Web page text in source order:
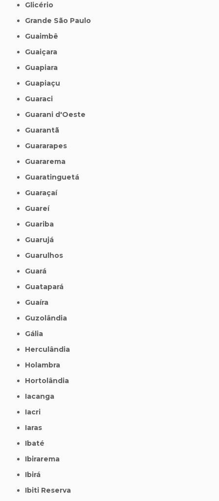
Glicério
Grande São Paulo
Guaimbê
Guaiçara
Guapiara
Guapiaçu
Guaraci
Guarani d'Oeste
Guarantã
Guararapes
Guararema
Guaratinguetá
Guaraçaí
Guareí
Guariba
Guarujá
Guarulhos
Guará
Guatapará
Guaíra
Guzolândia
Gália
Herculândia
Holambra
Hortolândia
Iacanga
Iacri
Iaras
Ibaté
Ibirarema
Ibirá
Ibiti Reserva